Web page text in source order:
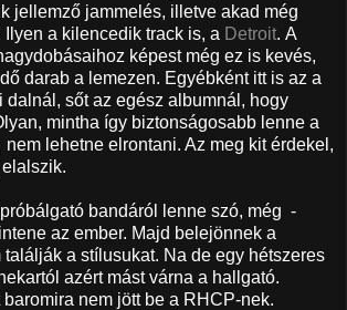
jellemző jammelés, illetve akad még
a kilencedik track is, a Detroit. A
képest még ez is kevés,
darab a lemezen. Egyébként itt is az a
dalnál, sőt az egész albumnál, hogy
mintha így biztonságosabb lenne a
lehetne elrontani. Az meg kit érdekel,
bandáról lenne szó, még -
az ember. Majd belejönnek a
találják a stílusukat. Na de egy hétszeres
azért mást várna a hallgató.
nem jött be a RHCP-nek.